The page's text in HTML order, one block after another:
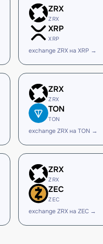
ZRX
ZRX
XRP
XRP
exchange ZRX на XRP →
ZRX
ZRX
TON
TON
exchange ZRX на TON →
ZRX
ZRX
ZEC
ZEC
exchange ZRX на ZEC →